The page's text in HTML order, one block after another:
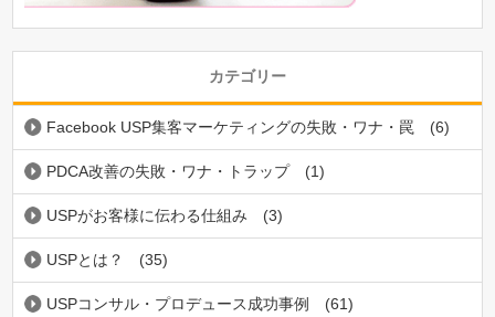
カテゴリー
Facebook USP集客マーケティングの失敗・ワナ・罠 (6)
PDCA改善の失敗・ワナ・トラップ (1)
USPがお客様に伝わる仕組み (3)
USPとは？ (35)
USPコンサル・プロデュース成功事例 (61)